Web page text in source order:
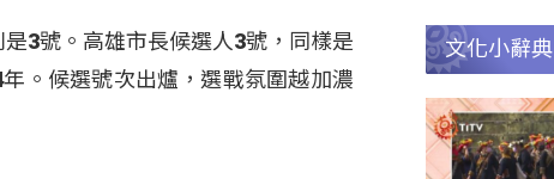
3號。高雄市長候選人3號，同樣是
。候選號次出爐，選戰氛圍越加濃
文化小辭典